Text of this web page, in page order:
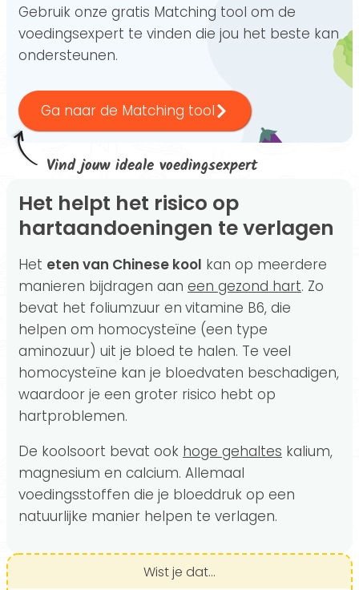
Gebruik onze gratis Matching tool om de
voedingsexpert te vinden die jou het beste kan
ondersteunen.
Ga naar de Matching tool
Vind jouw ideale voedingsexpert
Het helpt het risico op
hartaandoeningen te verlagen
Het eten van Chinese kool kan op meerdere
manieren bijdragen aan een gezond hart. Zo
bevat het foliumzuur en vitamine B6, die
helpen om homocysteïne (een type
aminozuur) uit je bloed te halen. Te veel
homocysteïne kan je bloedvaten beschadigen,
waardoor je een groter risico hebt op
hartproblemen.
De koolsoort bevat ook hoge gehaltes kalium,
magnesium en calcium. Allemaal
voedingsstoffen die je bloeddruk op een
natuurlijke manier helpen te verlagen.
Wist je dat...